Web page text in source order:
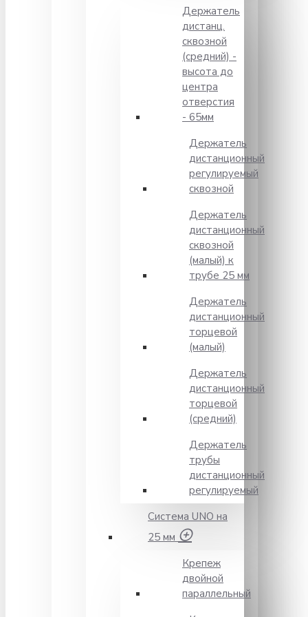
Держатель
дистанц.
сквозной
(средний) -
высота до
центра
отверстия
- 65мм
Держатель
дистанционный
регулируемый
сквозной
Держатель
дистанционный
сквозной
(малый) к
трубе 25 мм
Держатель
дистанционный
торцевой
(малый)
Держатель
дистанционный
торцевой
(средний)
Держатель
трубы
дистанционный
регулируемый
Система UNO на
25 мм
Крепеж
двойной
параллельный